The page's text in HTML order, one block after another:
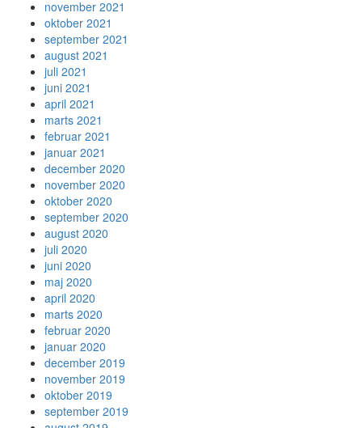
november 2021
oktober 2021
september 2021
august 2021
juli 2021
juni 2021
april 2021
marts 2021
februar 2021
januar 2021
december 2020
november 2020
oktober 2020
september 2020
august 2020
juli 2020
juni 2020
maj 2020
april 2020
marts 2020
februar 2020
januar 2020
december 2019
november 2019
oktober 2019
september 2019